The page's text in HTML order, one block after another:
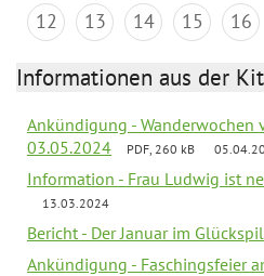
12
13 14 15 16
Informationen aus der
Ankündigung - Wanderwochen
03.05.2024
PDF, 260 kB
Information - Frau Ludwig ist
13.03.2024
Bericht - Der Januar im
Ankündigung - Faschingsfeier